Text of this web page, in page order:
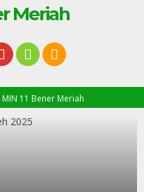
Meriah
11 Bener Meriah